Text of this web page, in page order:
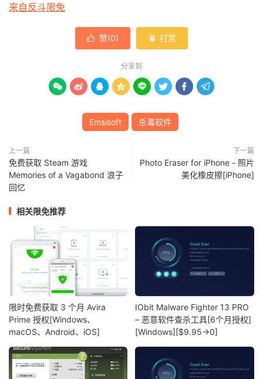
来自反斗限免
 赞(0)  打赏
分享到
       
Emsisoft 杀毒软件
上一篇
免费获取 Steam 游戏
Memories of a Vagabond 浪子
回忆
下一篇
Photo Eraser for iPhone - 照片
美化橡皮擦[iPhone]
相关限免推荐
限时免费获取 3 个月 Avira
Prime 授权[Windows、
macOS、Android、iOS]
IObit Malware Fighter 13 PRO
– 恶意软件查杀工具[6个月授权]
[Windows][$9.95→0]